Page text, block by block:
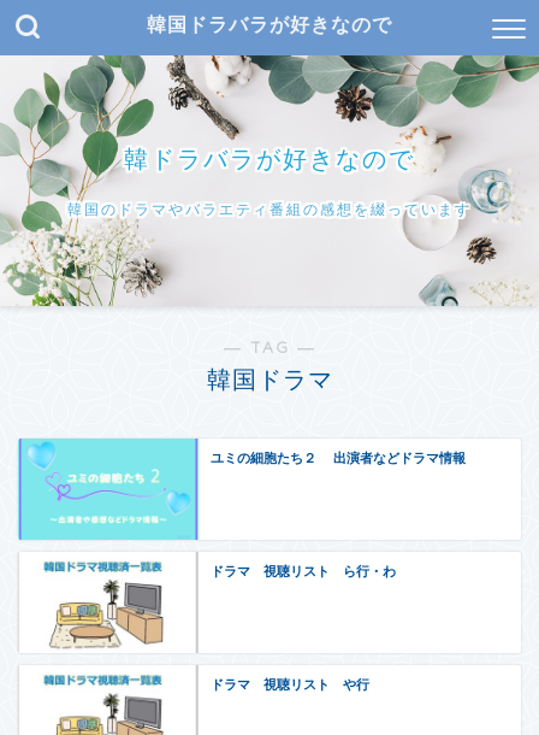
韓国ドラバラが好きなので
韓ドラバラが好きなので
韓国のドラマやバラエティ番組の感想を綴っています
― TAG ―
韓国ドラマ
ユミの細胞たち２ 出演者などドラマ情報
ドラマ 視聴リスト ら行・わ
ドラマ 視聴リスト や行